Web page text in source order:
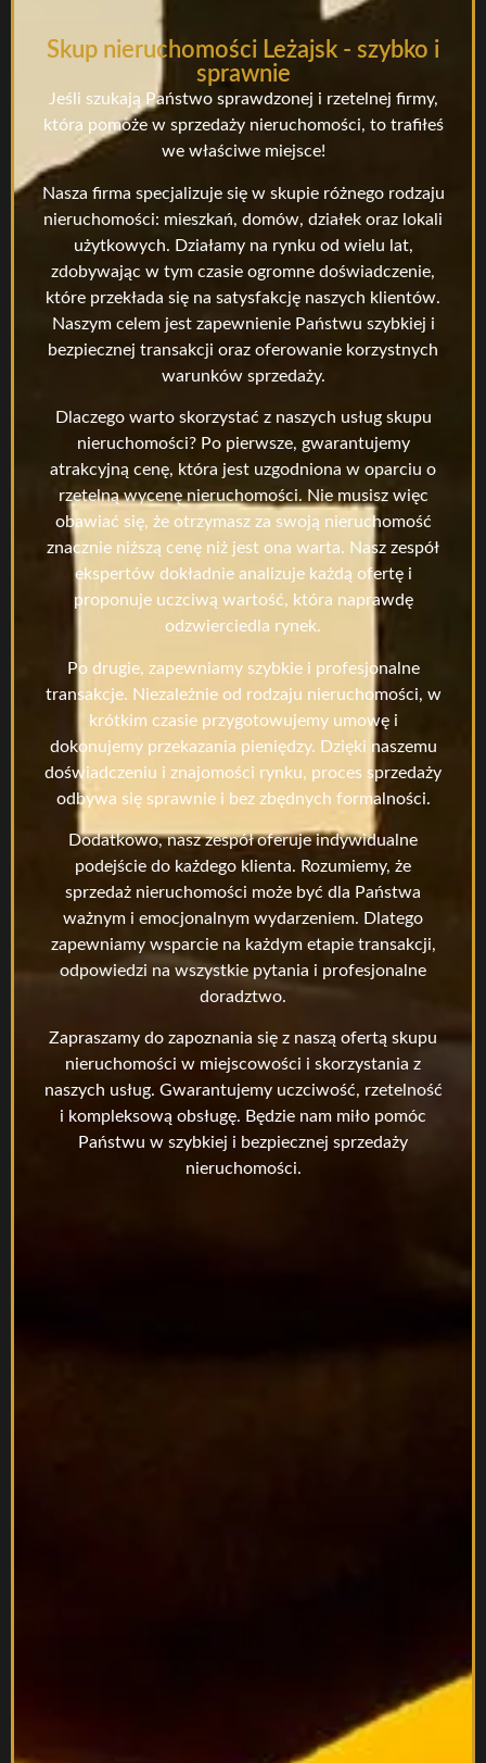
Skup nieruchomości Leżajsk - szybko i
sprawnie
Jeśli szukają Państwo sprawdzonej i rzetelnej firmy,
która pomoże w sprzedaży nieruchomości, to trafiłeś
we właściwe miejsce!
Nasza firma specjalizuje się w skupie różnego rodzaju
nieruchomości: mieszkań, domów, działek oraz lokali
użytkowych. Działamy na rynku od wielu lat,
zdobywając w tym czasie ogromne doświadczenie,
które przekłada się na satysfakcję naszych klientów.
Naszym celem jest zapewnienie Państwu szybkiej i
bezpiecznej transakcji oraz oferowanie korzystnych
warunków sprzedaży.
Dlaczego warto skorzystać z naszych usług skupu
nieruchomości? Po pierwsze, gwarantujemy
atrakcyjną cenę, która jest uzgodniona w oparciu o
rzetelną wycenę nieruchomości. Nie musisz więc
obawiać się, że otrzymasz za swoją nieruchomość
znacznie niższą cenę niż jest ona warta. Nasz zespół
ekspertów dokładnie analizuje każdą ofertę i
proponuje uczciwą wartość, która naprawdę
odzwierciedla rynek.
Po drugie, zapewniamy szybkie i profesjonalne
transakcje. Niezależnie od rodzaju nieruchomości, w
krótkim czasie przygotowujemy umowę i
dokonujemy przekazania pieniędzy. Dzięki naszemu
doświadczeniu i znajomości rynku, proces sprzedaży
odbywa się sprawnie i bez zbędnych formalności.
Dodatkowo, nasz zespół oferuje indywidualne
podejście do każdego klienta. Rozumiemy, że
sprzedaż nieruchomości może być dla Państwa
ważnym i emocjonalnym wydarzeniem. Dlatego
zapewniamy wsparcie na każdym etapie transakcji,
odpowiedzi na wszystkie pytania i profesjonalne
doradztwo.
Zapraszamy do zapoznania się z naszą ofertą skupu
nieruchomości w miejscowości i skorzystania z
naszych usług. Gwarantujemy uczciwość, rzetelność
i kompleksową obsługę. Będzie nam miło pomóc
Państwu w szybkiej i bezpiecznej sprzedaży
nieruchomości.